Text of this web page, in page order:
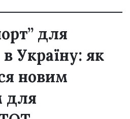
для
Україну: як
новим
для